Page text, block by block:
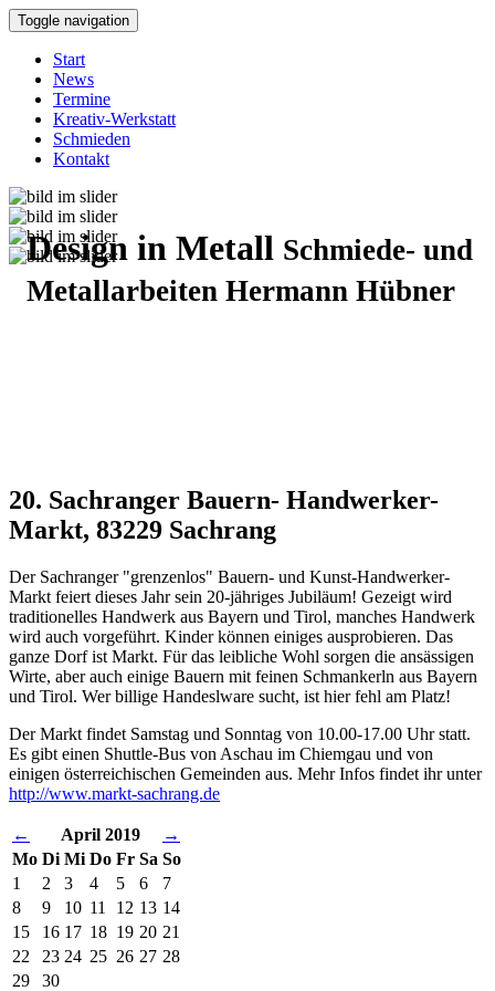
Toggle navigation
Start
News
Termine
Kreativ-Werkstatt
Schmieden
Kontakt
Design in Metall Schmiede- und
Metallarbeiten Hermann Hübner
20. Sachranger Bauern- Handwerker-
Markt, 83229 Sachrang
Der Sachranger "grenzenlos" Bauern- und Kunst-Handwerker-
Markt feiert dieses Jahr sein 20-jähriges Jubiläum! Gezeigt wird
traditionelles Handwerk aus Bayern und Tirol, manches Handwerk
wird auch vorgeführt. Kinder können einiges ausprobieren. Das
ganze Dorf ist Markt. Für das leibliche Wohl sorgen die ansässigen
Wirte, aber auch einige Bauern mit feinen Schmankerln aus Bayern
und Tirol. Wer billige Handeslware sucht, ist hier fehl am Platz!
Der Markt findet Samstag und Sonntag von 10.00-17.00 Uhr statt.
Es gibt einen Shuttle-Bus von Aschau im Chiemgau und von
einigen österreichischen Gemeinden aus. Mehr Infos findet ihr unter
http://www.markt-sachrang.de
← April 2019
→
Mo Di Mi Do Fr Sa So
1
2 3 4 5 6
7
8
9 10 11 12 13 14
15
16 17 18 19 20 21
22
23 24 25 26 27 28
29
30